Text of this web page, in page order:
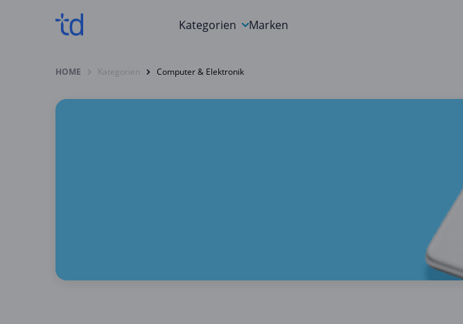
Kategorien
Auto, Motorrad & Werkzeuge
Marken
HOME Kategorien Computer & Elektronik